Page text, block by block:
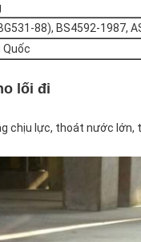
88), BS4592-1987,
Quốc
lối đi
chịu lực, thoát nước